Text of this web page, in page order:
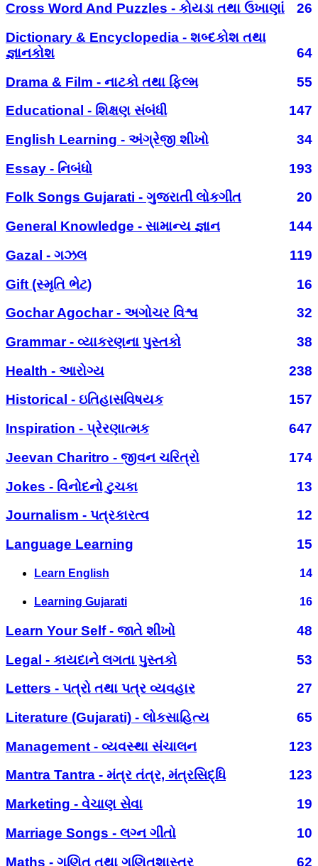
Cross Word And Puzzles - કોયડા તથા ઉખાણાં
26
Dictionary & Encyclopedia - શબ્દકોશ તથા
જ્ઞાનકોશ
64
Drama & Film - નાટકો તથા ફિલ્મ
55
Educational - શિક્ષણ સંબંધી
147
English Learning - અંગ્રેજી શીખો
34
Essay - નિબંધો
193
Folk Songs Gujarati - ગુજરાતી લોકગીત
20
General Knowledge - સામાન્ય જ્ઞાન
144
Gazal - ગઝલ
119
Gift (સ્મૃતિ ભેટ)
16
Gochar Agochar - અગોચર વિશ્વ
32
Grammar - વ્યાકરણના પુસ્તકો
38
Health - આરોગ્ય
238
Historical - ઇતિહાસવિષયક
157
Inspiration - પ્રેરણાત્મક
647
Jeevan Charitro - જીવન ચરિત્રો
174
Jokes - વિનોદનો ટુચકા
13
Journalism - પત્રકારત્વ
12
Language Learning
15
Learn English 14
Learning Gujarati 16
Learn Your Self - જાતે શીખો
48
Legal - કાયદાને લગતા પુસ્તકો
53
Letters - પત્રો તથા પત્ર વ્યવહાર
27
Literature (Gujarati) - લોકસાહિત્ય
65
Management - વ્યવસ્થા સંચાલન
123
Mantra Tantra - મંત્ર તંત્ર, મંત્રસિદ્ધિ
123
Marketing - વેચાણ સેવા
19
Marriage Songs - લગ્ન ગીતો
10
Maths - ગણિત તથા ગણિતશાસ્ત્ર
62